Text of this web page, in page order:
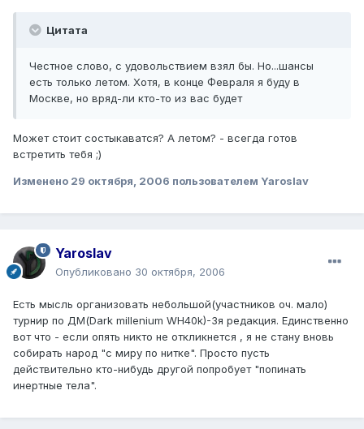
Цитата
Честное слово, с удовольствием взял бы. Но...шансы
есть только летом. Хотя, в конце Февраля я буду в
Москве, но вряд-ли кто-то из вас будет
Может стоит состыкаватся? А летом? - всегда готов
встретить тебя ;)
Изменено 29 октября, 2006 пользователем Yaroslav
Yaroslav
Опубликовано 30 октября, 2006
Есть мысль организовать небольшой(участников оч. мало)
турнир по ДМ(Dark millenium WH40k)-3я редакция. Единственно
вот что - если опять никто не откликнется , я не стану вновь
собирать народ "с миру по нитке". Просто пусть
действительно кто-нибудь другой попробует "попинать
инертные тела".